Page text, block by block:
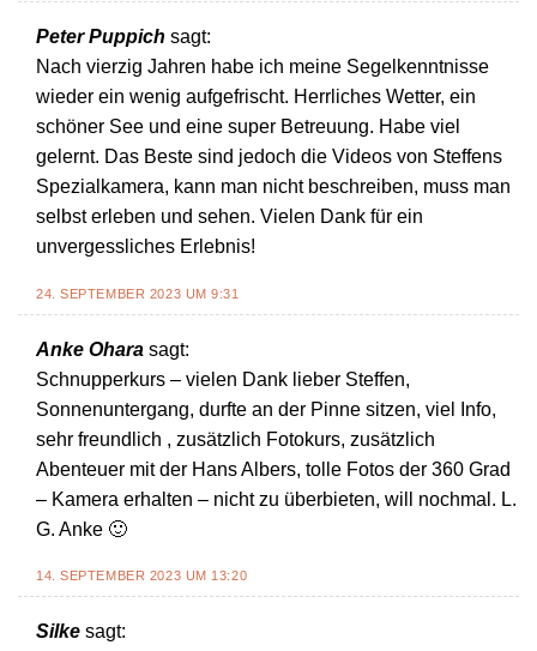
Peter Puppich sagt:
Nach vierzig Jahren habe ich meine Segelkenntnisse
wieder ein wenig aufgefrischt. Herrliches Wetter, ein
schöner See und eine super Betreuung. Habe viel
gelernt. Das Beste sind jedoch die Videos von Steffens
Spezialkamera, kann man nicht beschreiben, muss man
selbst erleben und sehen. Vielen Dank für ein
unvergessliches Erlebnis!
24. SEPTEMBER 2023 UM 9:31
Anke Ohara sagt:
Schnupperkurs – vielen Dank lieber Steffen,
Sonnenuntergang, durfte an der Pinne sitzen, viel Info,
sehr freundlich , zusätzlich Fotokurs, zusätzlich
Abenteuer mit der Hans Albers, tolle Fotos der 360 Grad
– Kamera erhalten – nicht zu überbieten, will nochmal. L.
G. Anke 🙂
14. SEPTEMBER 2023 UM 13:20
Silke sagt: